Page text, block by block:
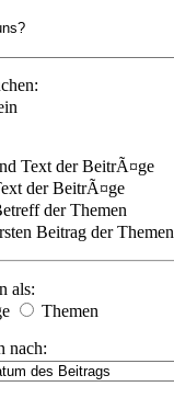
Text der BeitrÃ¤ge
der BeitrÃ¤ge
der Themen
Beitrag der Themen
als:
Themen
nach: